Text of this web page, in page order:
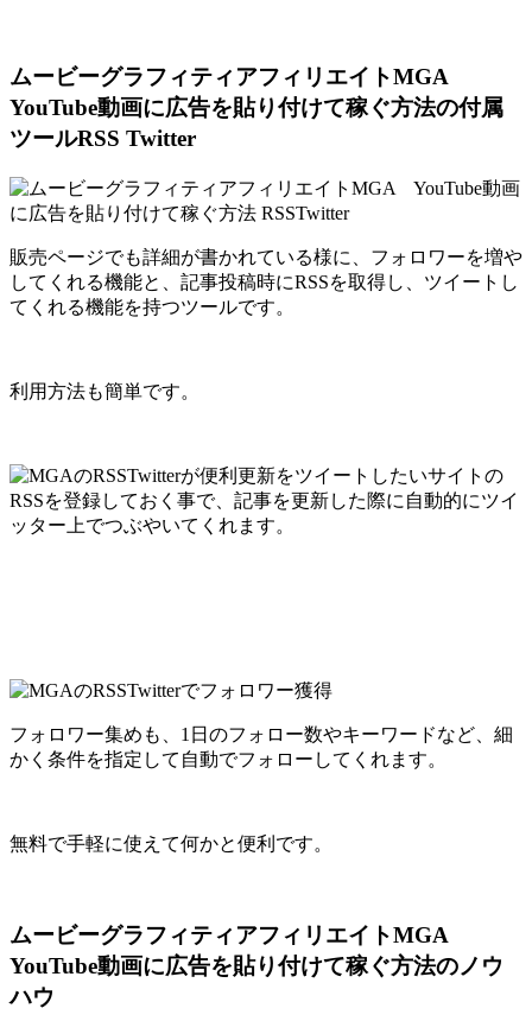
ムービーグラフィティアフィリエイトMGA
YouTube動画に広告を貼り付けて稼ぐ方法の付属
ツールRSS Twitter
販売ページでも詳細が書かれている様に、フォロワーを増や
してくれる機能と、記事投稿時にRSSを取得し、ツイートし
てくれる機能を持つツールです。
利用方法も簡単です。
更新をツイートしたいサイトの
RSSを登録しておく事で、記事を更新した際に自動的にツイ
ッター上でつぶやいてくれます。
フォロワー集めも、1日のフォロー数やキーワードなど、細
かく条件を指定して自動でフォローしてくれます。
無料で手軽に使えて何かと便利です。
ムービーグラフィティアフィリエイトMGA
YouTube動画に広告を貼り付けて稼ぐ方法のノウ
ハウ